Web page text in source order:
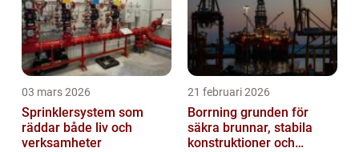
03 mars 2026
Sprinklersystem som
räddar både liv och
verksamheter
21 februari 2026
Borrning grunden för
säkra brunnar, stabila
konstruktioner och